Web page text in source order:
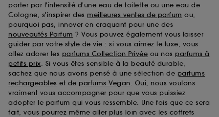
porter par l'intensité d'une eau de toilette ou une eau de
Cologne, s'inspirer des meilleures ventes de parfum ou,
pourquoi pas, innover en craquant pour une des
nouveautés Parfum ? Vous pouvez également vous laisser
guider par votre style de vie : si vous aimez le luxe, vous
allez adorer les parfums Collection Privée ou nos parfums à
petits prix. Si vous êtes sensible à la beauté durable,
sachez que nous avons pensé à une sélection de parfums
rechargeables et de parfums Vegan. Oui, nous voulons
vraiment vous accompagner pour que vous puissiez
adopter le parfum qui vous ressemble. Une fois que ce sera
fait, vous pourrez même aller plus loin avec les coffrets